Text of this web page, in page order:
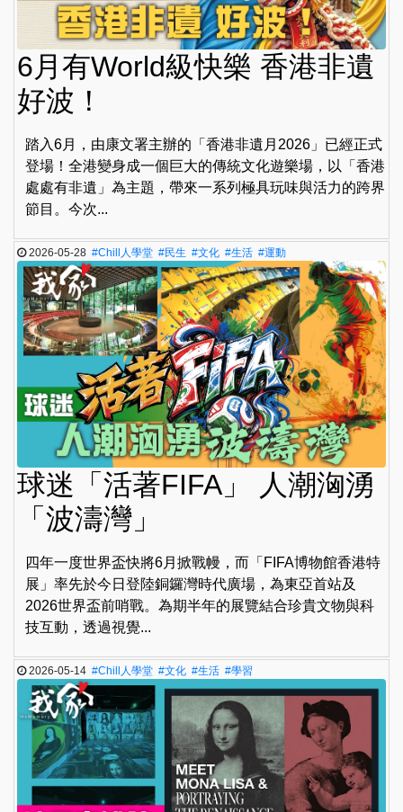
6月有World級快樂 香港非遺
好波！
踏入6月，由康文署主辦的「香港非遺月2026」已經正式
登場！全港變身成一個巨大的傳統文化遊樂場，以「香港
處處有非遺」為主題，帶來一系列極具玩味與活力的跨界
節目。今次...
2026-05-28#Chill人學堂 #民生 #文化 #生活 #運動
球迷「活著FIFA」 人潮洶湧
「波濤灣」
四年一度世界盃快將6月掀戰幔，而「FIFA博物館香港特
展」率先於今日登陸銅鑼灣時代廣場，為東亞首站及
2026世界盃前哨戰。為期半年的展覽結合珍貴文物與科
技互動，透過視覺...
2026-05-14#Chill人學堂 #文化 #生活 #學習